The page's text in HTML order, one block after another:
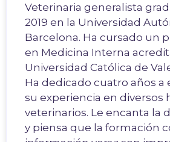
Veterinaria generalista
2019 en la Universidad
Barcelona. Ha cursado un
en Medicina Interna
Universidad Católica de
Ha dedicado cuatro años a
su experiencia en diversos
veterinarios. Le encanta la
y piensa que la formación